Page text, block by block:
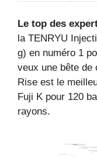
Le top des
la TENRYU
g) en numéro 1
veux une bête de
Rise est le
Fuji K pour 120
rayons.